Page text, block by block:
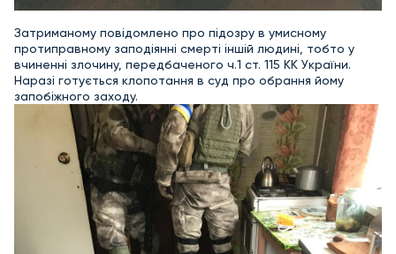
Затриманому повідомлено про підозру в умисному
протиправному заподіянні смерті іншій людині, тобто у
вчиненні злочину, передбаченого ч.1 ст. 115 КК України.
Наразі готується клопотання в суд про обрання йому
запобіжного заходу.